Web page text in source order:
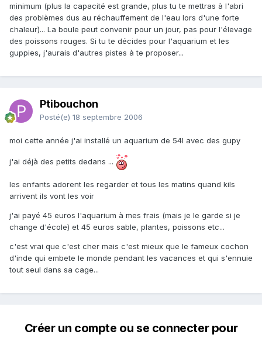
minimum (plus la capacité est grande, plus tu te mettras à l'abri
des problèmes dus au réchauffement de l'eau lors d'une forte
chaleur)... La boule peut convenir pour un jour, pas pour l'élevage
des poissons rouges. Si tu te décides pour l'aquarium et les
guppies, j'aurais d'autres pistes à te proposer...
Ptibouchon
Posté(e) 18 septembre 2006
moi cette année j'ai installé un aquarium de 54l avec des gupy
j'ai déjà des petits dedans ...
les enfants adorent les regarder et tous les matins quand kils
arrivent ils vont les voir
j'ai payé 45 euros l'aquarium à mes frais (mais je le garde si je
change d'école) et 45 euros sable, plantes, poissons etc...
c'est vrai que c'est cher mais c'est mieux que le fameux cochon
d'inde qui embete le monde pendant les vacances et qui s'ennuie
tout seul dans sa cage...
Créer un compte ou se connecter pour